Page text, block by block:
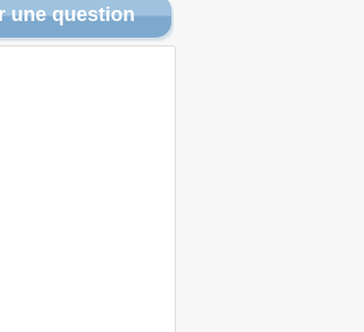
une question